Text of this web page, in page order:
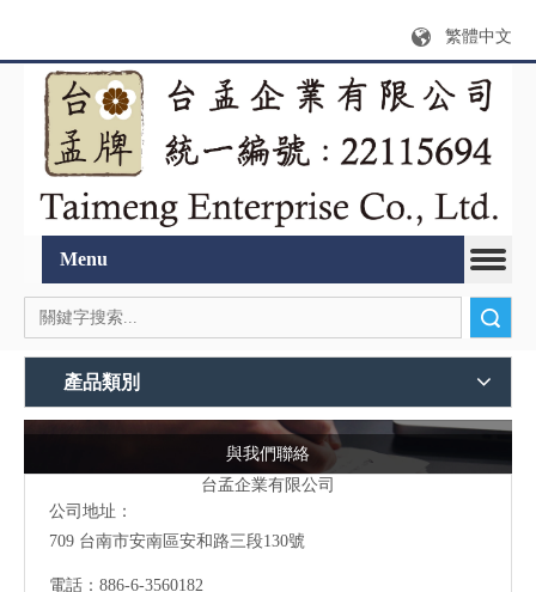
繁體中文
Menu
產品類別
與我們聯絡
台孟企業有限公司
公司地址：
709 台南市安南區安和路三段130號
電話：886-6-3560182